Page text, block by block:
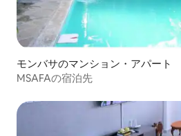
モンバサのマンション・アパート
MSAFAの宿泊先